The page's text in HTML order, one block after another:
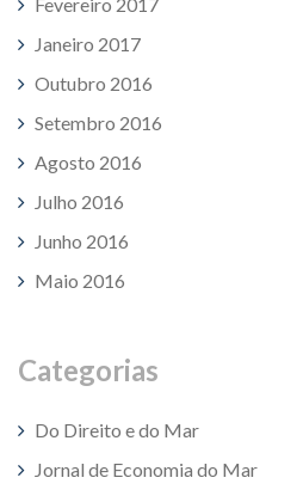
Janeiro 2017
Outubro 2016
Setembro 2016
Agosto 2016
Julho 2016
Junho 2016
Maio 2016
Categorias
Do Direito e do Mar
Jornal de Economia do Mar